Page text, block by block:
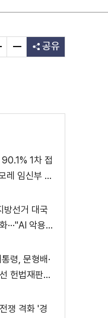
공유
1차 접
모레 임신부 사
방선거 대국
···"AI 악용
령, 문형배·
헌법재판관
쟁 격화 '경